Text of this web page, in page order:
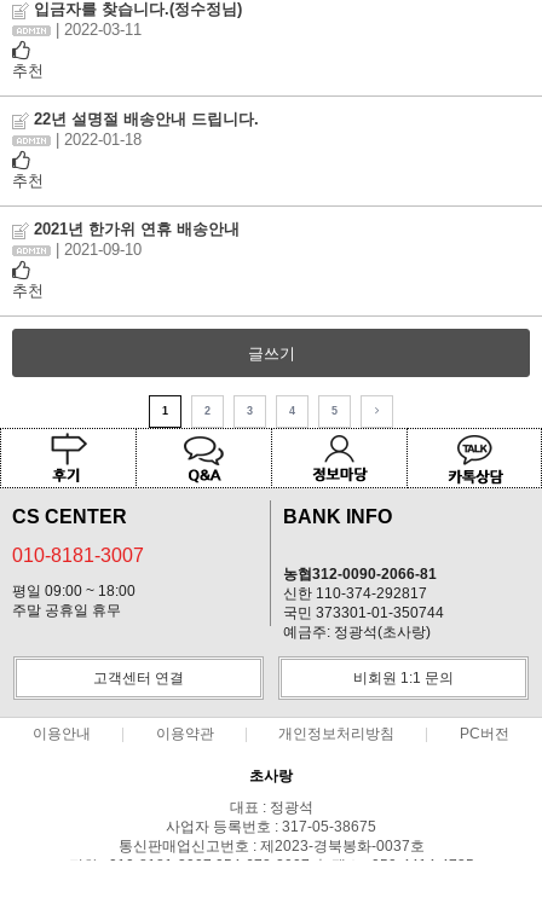
입금자를 찾습니다.(정수정님)
| 2022-03-11
추천
22년 설명절 배송안내 드립니다.
| 2022-01-18
추천
2021년 한가위 연휴 배송안내
| 2021-09-10
추천
글쓰기
1 2 3 4 5
CS CENTER
010-8181-3007
평일 09:00 ~ 18:00
주말 공휴일 휴무
BANK INFO
농협312-0090-2066-81
신한 110-374-292817
국민 373301-01-350744
예금주: 정광석(초사랑)
고객센터 연결 비회원 1:1 문의
이용안내 이용약관 개인정보처리방침 PC버전
초사랑
대표 : 정광석
사업자 등록번호 : 317-05-38675
통신판매업신고번호 : 제2023-경북봉화-0037호
전화 : 010-8181-3007,054-672-2007 ㅣ 팩스 : 050-4414-4735